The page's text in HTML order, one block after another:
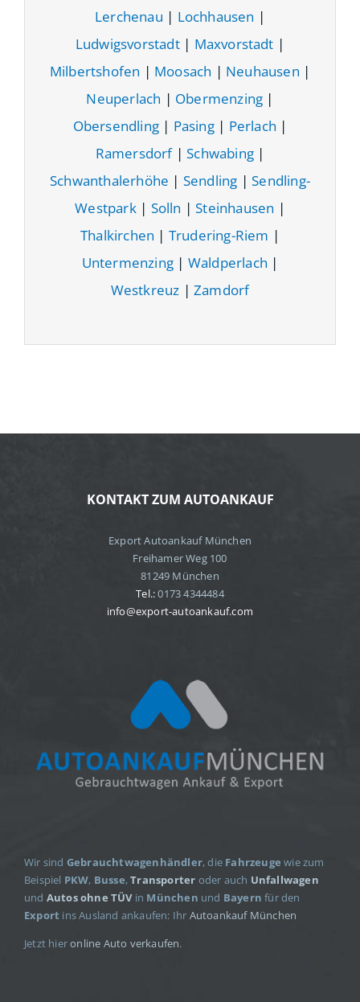
Lerchenau | Lochhausen |
Ludwigsvorstadt| Maxvorstadt |
Milbertshofen | Moosach | Neuhausen |
Neuperlach | Obermenzing |
Obersendling | Pasing| Perlach |
Ramersdorf|Schwabing |
Schwanthalerhöhe | Sendling |Sendling-
Westpark| Solln |Steinhausen |
Thalkirchen | Trudering-Riem |
Untermenzing | Waldperlach |
Westkreuz | Zamdorf
KONTAKT ZUM AUTOANKAUF
Export Autoankauf München
Freihamer Weg 100
81249 München
Tel.:0173 4344484
info@export-autoankauf.com
Wir sind Gebrauchtwagenhändler, die Fahrzeuge wie zum
Beispiel PKW, Busse,Transporter oder auch Unfallwagen
und Autos ohne TÜVin München und Bayernfür den
Export ins Ausland ankaufen: Ihr Autoankauf München
Jetzt hieronline Auto verkaufen.